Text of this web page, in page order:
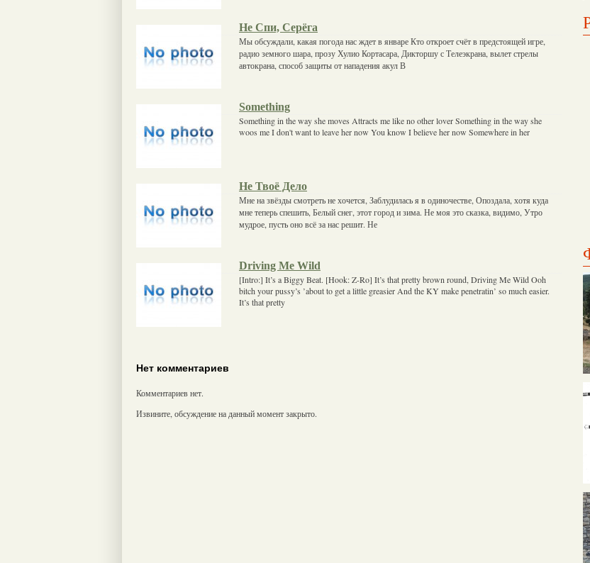
Не Спи, Серёга
Мы обсуждали, какая погода нас ждет в январе Кто откроет счёт в предстоящей игре,
радио земного шара, прозу Хулио Кортасара, Дикторшу с Телеэкрана, вылет стрелы
автокрана, способ защиты от нападения акул В
Something
Something in the way she moves Attracts me like no other lover Something in the way she
woos me I don't want to leave her now You know I believe her now Somewhere in her
Не Твоё Дело
Мне на звёзды смотреть не хочется, Заблудилась я в одиночестве, Опоздала, хотя куда
мне теперь спешить, Белый снег, этот город и зима. Не моя это сказка, видимо, Утро
мудрое, пусть оно всё за нас решит. Не
Driving Me Wild
[Intro:] It’s a Biggy Beat. [Hook: Z-Ro] It’s that pretty brown round, Driving Me Wild Ooh
bitch your pussy’s ’about to get a little greasier And the KY make penetratin’ so much easier.
It’s that pretty
Нет комментариев
Комментариев нет.
Извините, обсуждение на данный момент закрыто.